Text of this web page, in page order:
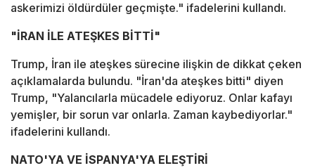
askerimizi öldürdüler geçmişte." ifadelerini kullandı.
"İRAN İLE ATEŞKES BİTTİ"
Trump, İran ile ateşkes sürecine ilişkin de dikkat çeken
açıklamalarda bulundu. "İran'da ateşkes bitti" diyen
Trump, "Yalancılarla mücadele ediyoruz. Onlar kafayı
yemişler, bir sorun var onlarla. Zaman kaybediyorlar."
ifadelerini kullandı.
NATO'YA VE İSPANYA'YA ELEŞTİRİ